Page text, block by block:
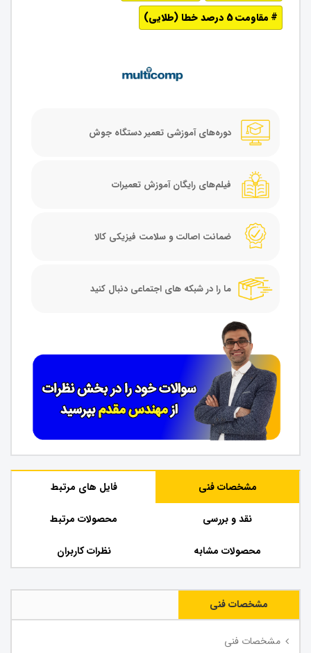
مقاومت 5 درصد خطا (طلایی)
دوره‌های آموزشی تعمیر دستگاه جوش
فیلم‌های رایگان آموزش تعمیرات
ضمانت اصالت و سلامت فیزیکی کالا
ما را در شبکه های اجتماعی دنبال کنید
مشخصات فنی فایل های مرتبط
نقد و بررسی محصولات مرتبط
محصولات مشابه نظرات کاربران
مشخصات فنی
مشخصات فنی